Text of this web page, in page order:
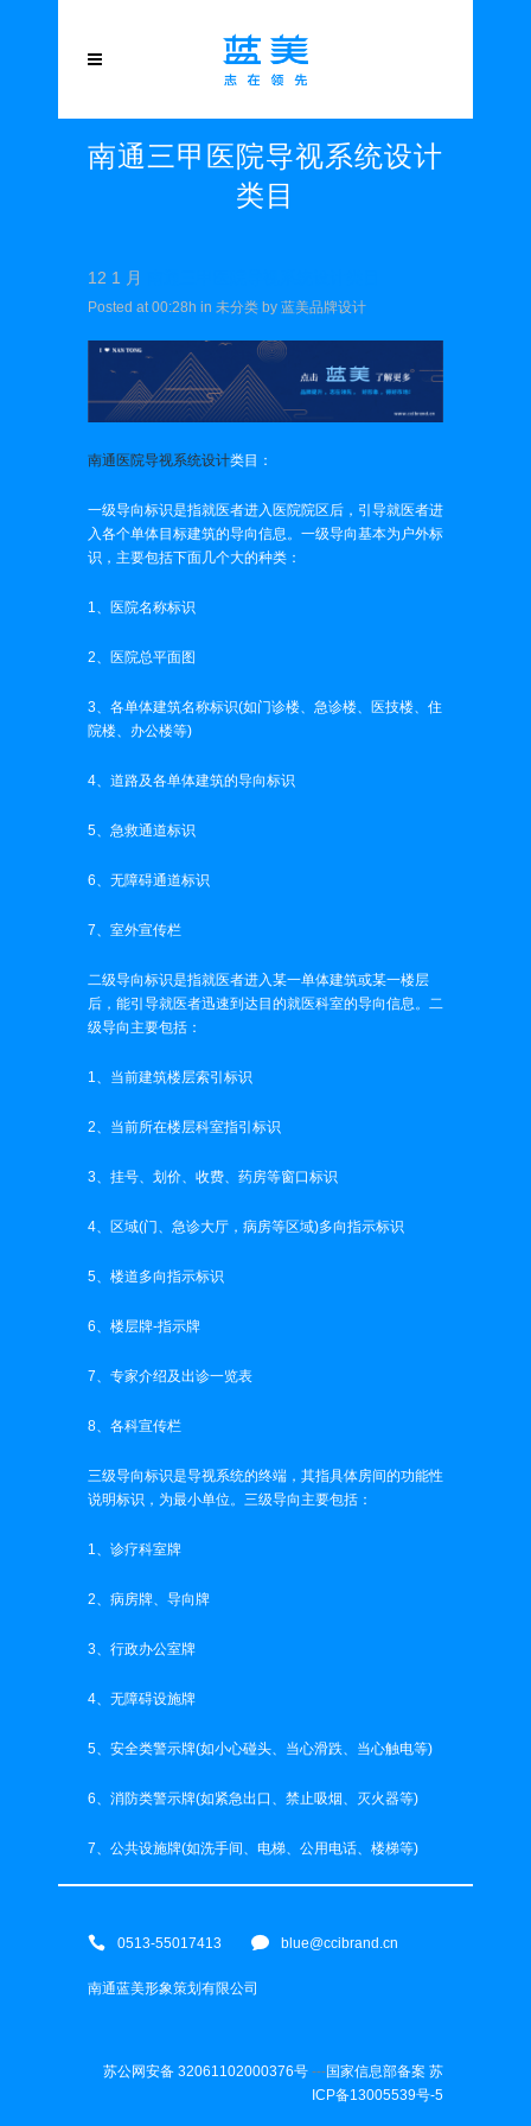
南通三甲医院导视系统设计
类目
12 1 月
Posted at 00:28h in 未分类 by 蓝美品牌设计
南通医院导视系统设计类目：
一级导向标识是指就医者进入医院院区后，引导就医者进
入各个单体目标建筑的导向信息。一级导向基本为户外标
识，主要包括下面几个大的种类：
1、医院名称标识
2、医院总平面图
3、各单体建筑名称标识(如门诊楼、急诊楼、医技楼、住
院楼、办公楼等)
4、道路及各单体建筑的导向标识
5、急救通道标识
6、无障碍通道标识
7、室外宣传栏
二级导向标识是指就医者进入某一单体建筑或某一楼层
后，能引导就医者迅速到达目的就医科室的导向信息。二
级导向主要包括：
1、当前建筑楼层索引标识
2、当前所在楼层科室指引标识
3、挂号、划价、收费、药房等窗口标识
4、区域(门、急诊大厅，病房等区域)多向指示标识
5、楼道多向指示标识
6、楼层牌-指示牌
7、专家介绍及出诊一览表
8、各科宣传栏
三级导向标识是导视系统的终端，其指具体房间的功能性
说明标识，为最小单位。三级导向主要包括：
1、诊疗科室牌
2、病房牌、导向牌
3、行政办公室牌
4、无障碍设施牌
5、安全类警示牌(如小心碰头、当心滑跌、当心触电等)
6、消防类警示牌(如紧急出口、禁止吸烟、灭火器等)
7、公共设施牌(如洗手间、电梯、公用电话、楼梯等)
0513-55017413 blue@ccibrand.cn
南通蓝美形象策划有限公司
苏公网安备 32061102000376号 ---国家信息部备案 苏
ICP备13005539号-5